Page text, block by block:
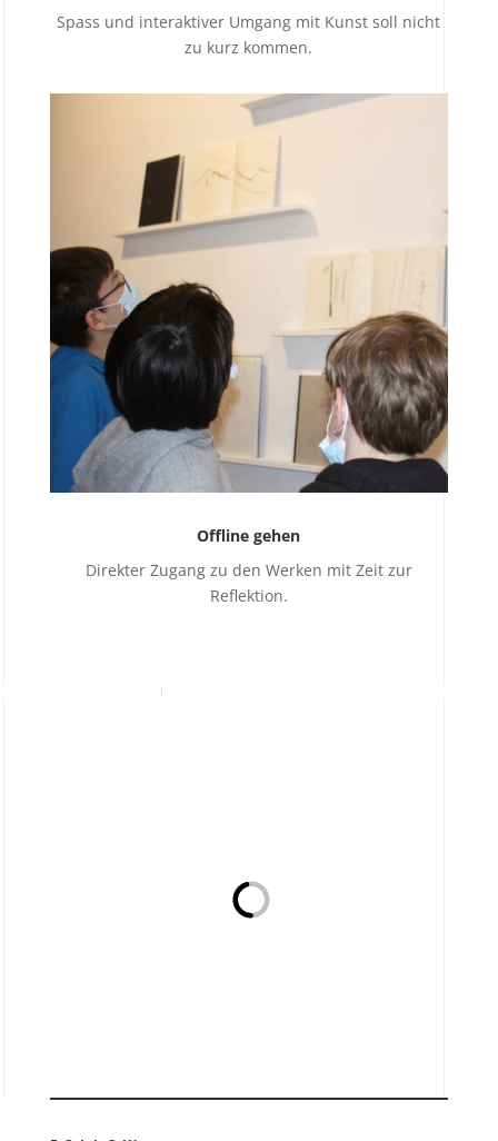
Spass und interaktiver Umgang mit Kunst soll nicht
zu kurz kommen.
Offline gehen
Direkter Zugang zu den Werken mit Zeit zur
Reflektion.